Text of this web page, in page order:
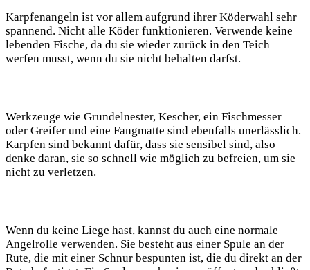
Karpfenangeln ist vor allem aufgrund ihrer Köderwahl sehr
spannend. Nicht alle Köder funktionieren. Verwende keine
lebenden Fische, da du sie wieder zurück in den Teich
werfen musst, wenn du sie nicht behalten darfst.
Werkzeuge wie Grundelnester, Kescher, ein Fischmesser
oder Greifer und eine Fangmatte sind ebenfalls unerlässlich.
Karpfen sind bekannt dafür, dass sie sensibel sind, also
denke daran, sie so schnell wie möglich zu befreien, um sie
nicht zu verletzen.
Wenn du keine Liege hast, kannst du auch eine normale
Angelrolle verwenden. Sie besteht aus einer Spule an der
Rute, die mit einer Schnur bespunten ist, die du direkt an der